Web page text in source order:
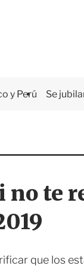
y Perú Se
no te
que los